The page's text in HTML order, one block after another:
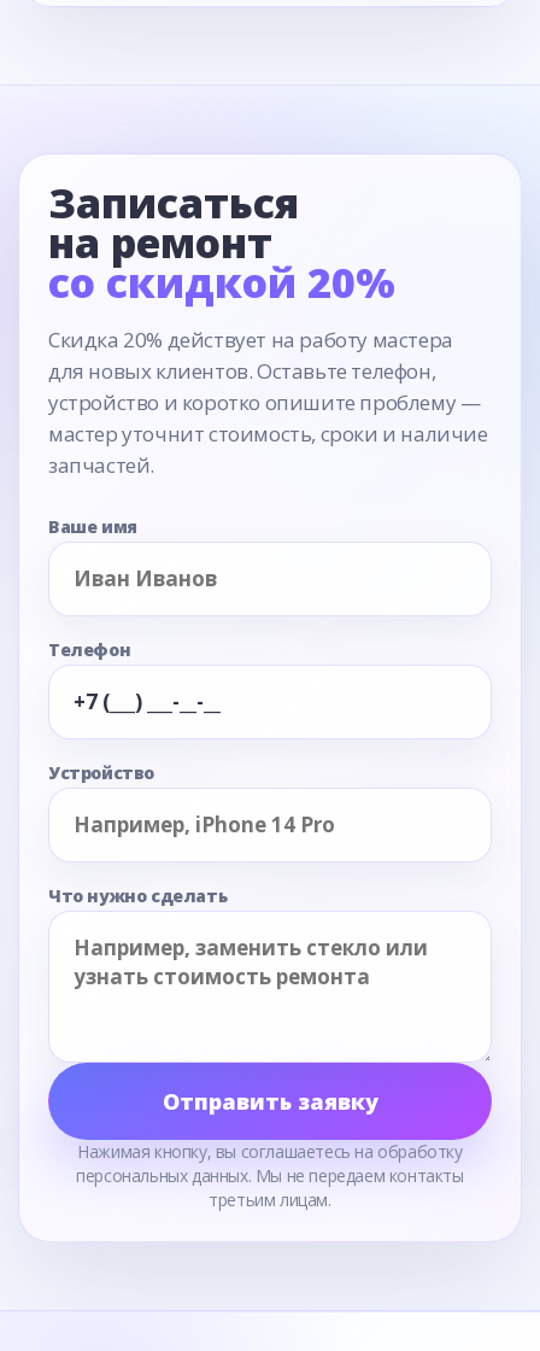
Записаться
на ремонт
со скидкой 20%
Скидка 20% действует на работу мастера
для новых клиентов. Оставьте телефон,
устройство и коротко опишите проблему —
мастер уточнит стоимость, сроки и наличие
запчастей.
Ваше имя
Телефон
Устройство
Что нужно сделать
Отправить заявку
Нажимая кнопку, вы соглашаетесь на обработку
персональных данных. Мы не передаем контакты
третьим лицам.